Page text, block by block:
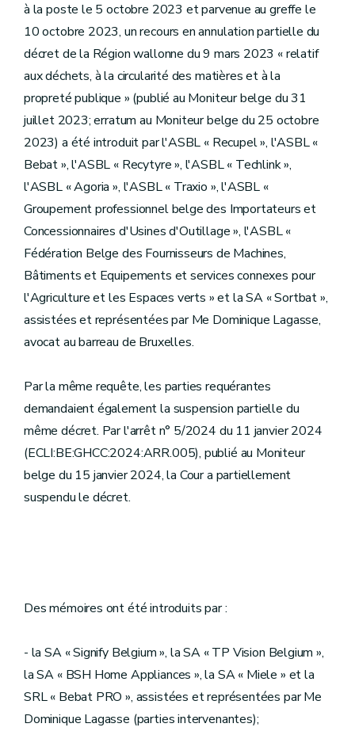
à la poste le 5 octobre 2023 et parvenue au greffe le
10 octobre 2023, un recours en annulation partielle du
décret de la Région wallonne du 9 mars 2023 « relatif
aux déchets, à la circularité des matières et à la
propreté publique » (publié au Moniteur belge du 31
juillet 2023; erratum au Moniteur belge du 25 octobre
2023) a été introduit par l'ASBL « Recupel », l'ASBL «
Bebat », l'ASBL « Recytyre », l'ASBL « Techlink »,
l'ASBL « Agoria », l'ASBL « Traxio », l'ASBL «
Groupement professionnel belge des Importateurs et
Concessionnaires d'Usines d'Outillage », l'ASBL «
Fédération Belge des Fournisseurs de Machines,
Bâtiments et Equipements et services connexes pour
l'Agriculture et les Espaces verts » et la SA « Sortbat »,
assistées et représentées par Me Dominique Lagasse,
avocat au barreau de Bruxelles.
Par la même requête, les parties requérantes
demandaient également la suspension partielle du
même décret. Par l'arrêt n° 5/2024 du 11 janvier 2024
(ECLI:BE:GHCC:2024:ARR.005), publié au Moniteur
belge du 15 janvier 2024, la Cour a partiellement
suspendu le décret.
Des mémoires ont été introduits par :
- la SA « Signify Belgium », la SA « TP Vision Belgium »,
la SA « BSH Home Appliances », la SA « Miele » et la
SRL « Bebat PRO », assistées et représentées par Me
Dominique Lagasse (parties intervenantes);